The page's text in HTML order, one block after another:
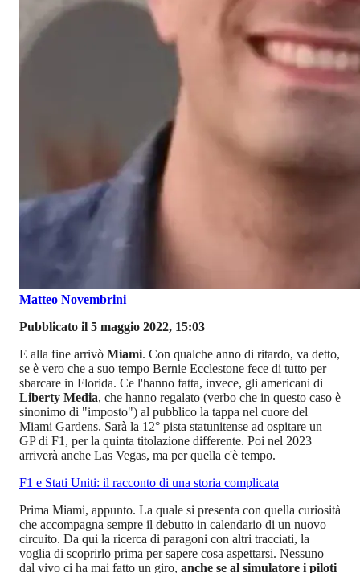
Matteo Novembrini
Pubblicato il 5 maggio 2022, 15:03
E alla fine arrivò Miami. Con qualche anno di ritardo, va detto,
se è vero che a suo tempo Bernie Ecclestone fece di tutto per
sbarcare in Florida. Ce l'hanno fatta, invece, gli americani di
Liberty Media, che hanno regalato (verbo che in questo caso è
sinonimo di "imposto") al pubblico la tappa nel cuore del
Miami Gardens. Sarà la 12° pista statunitense ad ospitare un
GP di F1, per la quinta titolazione differente. Poi nel 2023
arriverà anche Las Vegas, ma per quella c'è tempo.
F1 e Stati Uniti: il racconto di una storia complicata
Prima Miami, appunto. La quale si presenta con quella curiosità
che accompagna sempre il debutto in calendario di un nuovo
circuito. Da qui la ricerca di paragoni con altri tracciati, la
voglia di scoprirlo prima per sapere cosa aspettarsi. Nessuno
dal vivo ci ha mai fatto un giro, anche se al simulatore i piloti